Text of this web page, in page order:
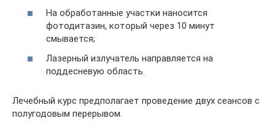
На обработанные участки наносится
фотодитазин, который через 10 минут
смывается;
Лазерный излучатель направляется на
поддесневую область.
Лечебный курс предполагает проведение двух сеансов с
полугодовым перерывом.